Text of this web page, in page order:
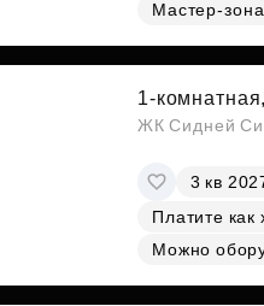
СубсидииМастер-
1-комнатная,
ЖК Сидней
3 кв
Платите как
Можно